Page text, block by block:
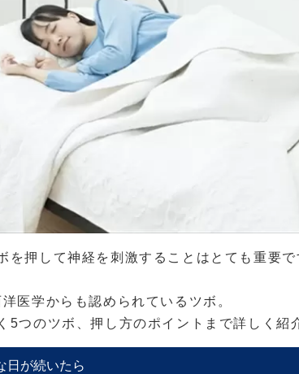
押して神経を刺激することはとても重要で
医学からも認められているツボ。
5つのツボ、押し方のポイントまで詳しく紹
日が続いたら